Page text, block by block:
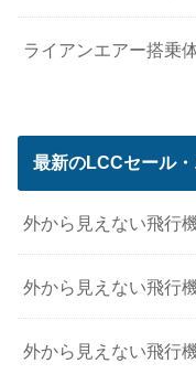
ライアンエアー搭乗
最新のLCCセール
外から見えない飛行
外から見えない飛行
外から見えない飛行